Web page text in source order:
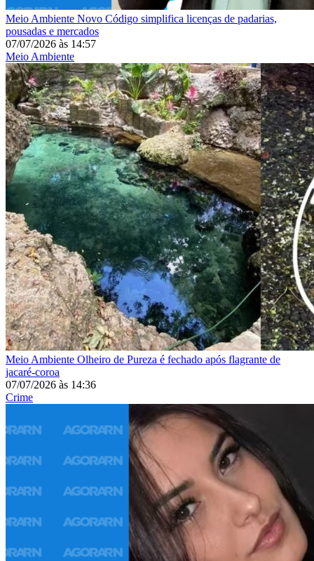
Meio Ambiente Novo Código simplifica licenças de padarias,
pousadas e mercados
07/07/2026 às 14:57
Meio Ambiente
Meio Ambiente Olheiro de Pureza é fechado após flagrante de
jacaré-coroa
07/07/2026 às 14:36
Crime